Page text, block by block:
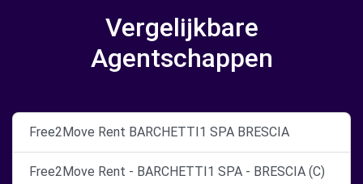
Vergelijkbare
Agentschappen
Free2Move Rent BARCHETTI1 SPA BRESCIA
Free2Move Rent - BARCHETTI1 SPA - BRESCIA (C)